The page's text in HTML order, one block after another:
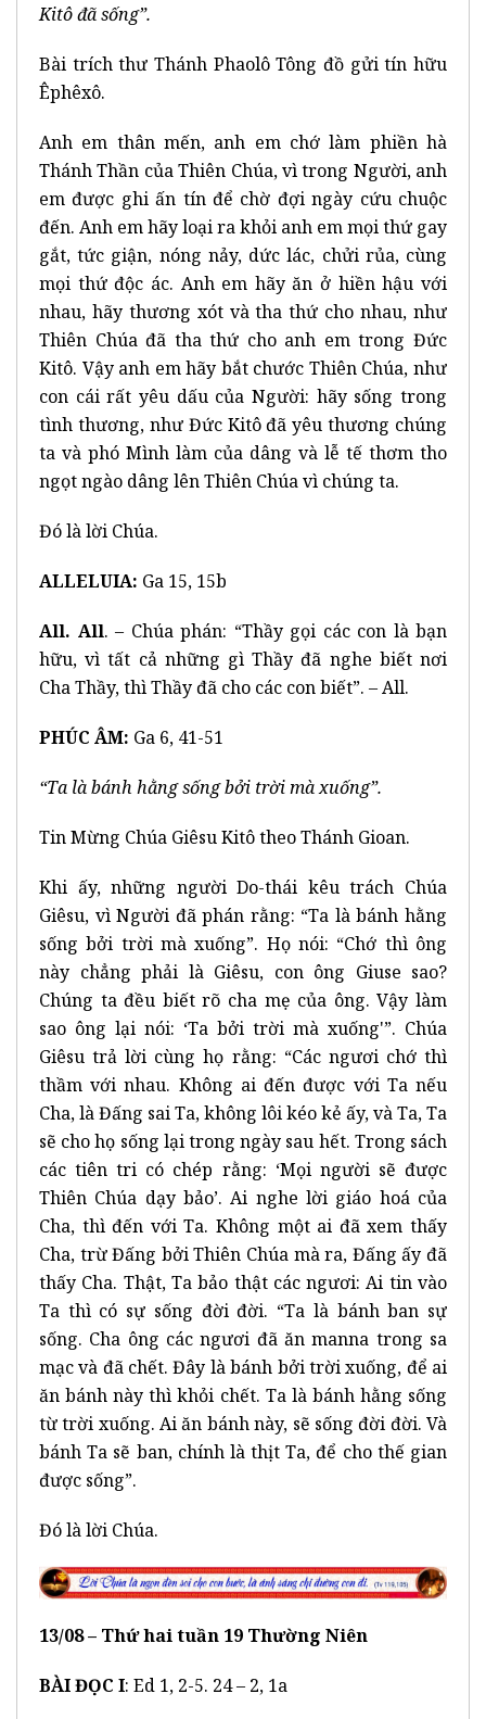
Kitô đã sống”.
Bài trích thư Thánh Phaolô Tông đồ gửi tín hữu
Êphêxô.
Anh em thân mến, anh em chớ làm phiền hà
Thánh Thần của Thiên Chúa, vì trong Người, anh
em được ghi ấn tín để chờ đợi ngày cứu chuộc
đến. Anh em hãy loại ra khỏi anh em mọi thứ gay
gắt, tức giận, nóng nảy, dức lác, chửi rủa, cùng
mọi thứ độc ác. Anh em hãy ăn ở hiền hậu với
nhau, hãy thương xót và tha thứ cho nhau, như
Thiên Chúa đã tha thứ cho anh em trong Đức
Kitô. Vậy anh em hãy bắt chước Thiên Chúa, như
con cái rất yêu dấu của Người: hãy sống trong
tình thương, như Đức Kitô đã yêu thương chúng
ta và phó Mình làm của dâng và lễ tế thơm tho
ngọt ngào dâng lên Thiên Chúa vì chúng ta.
Đó là lời Chúa.
ALLELUIA: Ga 15, 15b
All. All. – Chúa phán: “Thầy gọi các con là bạn
hữu, vì tất cả những gì Thầy đã nghe biết nơi
Cha Thầy, thì Thầy đã cho các con biết”. – All.
PHÚC ÂM: Ga 6, 41-51
“Ta là bánh hằng sống bởi trời mà xuống”.
Tin Mừng Chúa Giêsu Kitô theo Thánh Gioan.
Khi ấy, những người Do-thái kêu trách Chúa
Giêsu, vì Người đã phán rằng: “Ta là bánh hằng
sống bởi trời mà xuống”. Họ nói: “Chớ thì ông
này chẳng phải là Giêsu, con ông Giuse sao?
Chúng ta đều biết rõ cha mẹ của ông. Vậy làm
sao ông lại nói: ‘Ta bởi trời mà xuống'”. Chúa
Giêsu trả lời cùng họ rằng: “Các ngươi chớ thì
thầm với nhau. Không ai đến được với Ta nếu
Cha, là Đấng sai Ta, không lôi kéo kẻ ấy, và Ta, Ta
sẽ cho họ sống lại trong ngày sau hết. Trong sách
các tiên tri có chép rằng: ‘Mọi người sẽ được
Thiên Chúa dạy bảo’. Ai nghe lời giáo hoá của
Cha, thì đến với Ta. Không một ai đã xem thấy
Cha, trừ Đấng bởi Thiên Chúa mà ra, Đấng ấy đã
thấy Cha. Thật, Ta bảo thật các ngươi: Ai tin vào
Ta thì có sự sống đời đời. “Ta là bánh ban sự
sống. Cha ông các ngươi đã ăn manna trong sa
mạc và đã chết. Đây là bánh bởi trời xuống, để ai
ăn bánh này thì khỏi chết. Ta là bánh hằng sống
từ trời xuống. Ai ăn bánh này, sẽ sống đời đời. Và
bánh Ta sẽ ban, chính là thịt Ta, để cho thế gian
được sống”.
Đó là lời Chúa.
13/08 – Thứ hai tuần 19 Thường Niên
BÀI ĐỌC I: Ed 1, 2-5. 24 – 2, 1a